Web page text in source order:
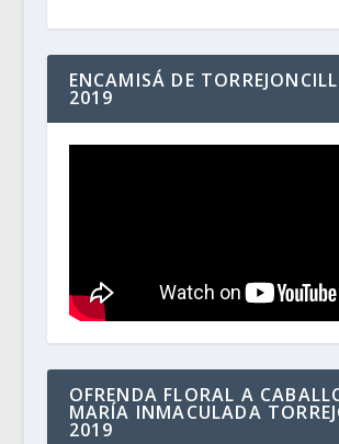
ENCAMISÁ DE
2019
OFRENDA FLORAL A
MARÍA INMACULADA
2019